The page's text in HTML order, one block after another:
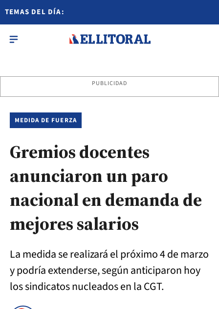
TEMAS DEL DÍA:
PUBLICIDAD
MEDIDA DE FUERZA
Gremios docentes
anunciaron un paro
nacional en demanda de
mejores salarios
La medida se realizará el próximo 4 de marzo
y podría extenderse, según anticiparon hoy
los sindicatos nucleados en la CGT.